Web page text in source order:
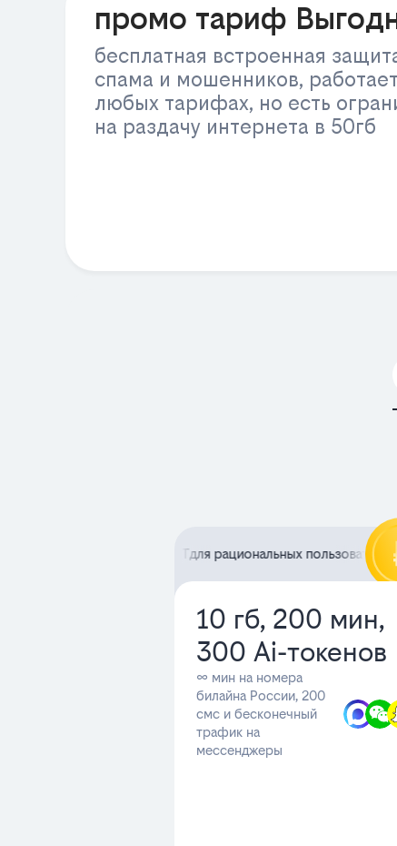
промо тариф
бесплатная встроенная
спама и мошенников,
любых тарифах, но есть
на раздачу интернета в 50гб